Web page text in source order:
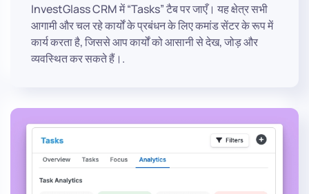
InvestGlass CRM में “Tasks” टैब पर जाएँ। यह क्षेत्र सभी
आगामी और चल रहे कार्यों के प्रबंधन के लिए कमांड सेंटर के रूप में
कार्य करता है, जिससे आप कार्यों को आसानी से देख, जोड़ और
व्यवस्थित कर सकते हैं।.